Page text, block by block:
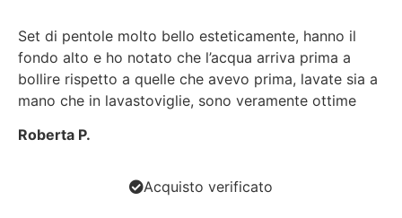
Set di pentole molto bello esteticamente, hanno il
fondo alto e ho notato che l’acqua arriva prima a
bollire rispetto a quelle che avevo prima, lavate sia a
mano che in lavastoviglie, sono veramente ottime
Roberta P.
Acquisto verificato